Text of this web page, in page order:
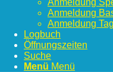
Anmeldung
Anmeldung
Anmeldung
Logbuch
Öffnungszeiten
Suche
Menü Menü